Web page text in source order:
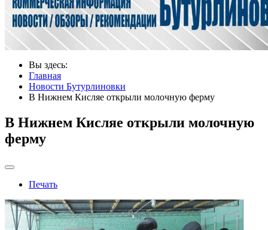
Вы здесь:
Главная
Новости Бутурлиновки
В Нижнем Кисляе открыли молочную ферму
В Нижнем Кисляе открыли молочную
ферму
Печать